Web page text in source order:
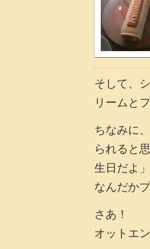
そして、
リームと
ちなみに
られると
生日だよ
なんだか
さあ！
オットエ